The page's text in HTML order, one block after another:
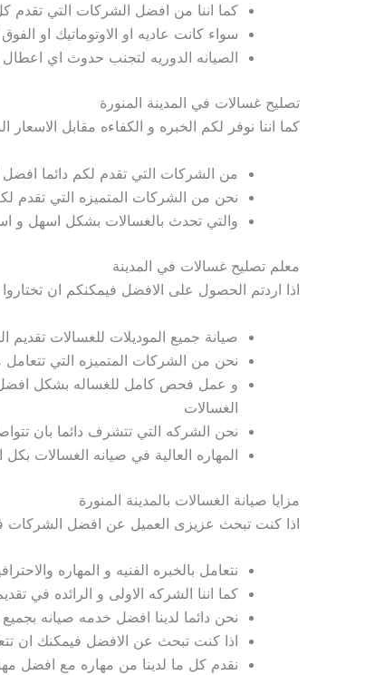
كما اننا من افضل الشركات التي تقدم
سواء كانت عاديه او الاوتوماتيك او
الصيانه الدوريه لتجنب حدوث اي اعطال
تصليح غسالات في المدينة المنورة
كما اننا نوفر لكم الخبره و الكفاءه مقابل
من الشركات التي تقدم لكم دائما افضل
نحن من الشركات المتميزه التي تقدم
والتي تحدث بالغسالات بشكل اسهل و
معلم تصليح غسالات في المدينة
اذا اردتم الحصول على الافضل فيمكنكم ان
صيانة جميع الموديلات للغسالات تقديم
نحن من الشركات المتميزه التي
و عمل فحص كامل للغساله بشكل
الغسالات
نحن الشركه التي تتشرف دائما بان
المهاره العالية في صيانه الغسالات بكل
مزايا صيانة الغسالات بالمدينة المنورة
اذا كنت تبحث عزيزى العميل عن افضل الشركات
نتعامل بالخبره الفنيه و المهاره
كما اننا الشركه الاولى و الرائده في
نحن دائما لدينا افضل خدمه صيانه
اذا كنت تبحث عن الافضل فيمكنك ان
نقدم كل ما لدينا من مهاره مع افضل